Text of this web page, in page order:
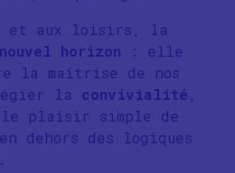
et aux loisirs, la
nouvel horizon : elle
la maîtrise de nos
la convivialité ,
plaisir simple de
en dehors des logiques
.